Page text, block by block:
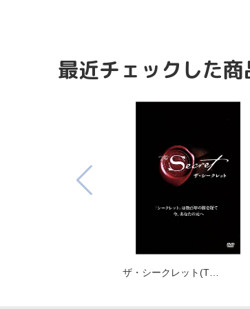
最近チェックした商
ザ・シークレット(T…